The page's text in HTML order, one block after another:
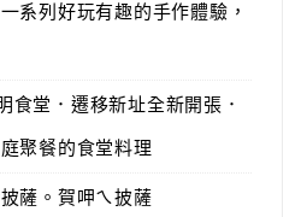
系列好玩有趣的手作體驗，
食堂．遷移新址全新開張．
聚餐的食堂料理
薩。賀呷ㄟ披薩